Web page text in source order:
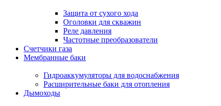
Защита от сухого хода
Оголовки для скважин
Реле давления
Частотные преобразователи
Счетчики газа
Мембранные баки
Гидроаккумуляторы для водоснабжения
Расширительные баки для отопления
Дымоходы